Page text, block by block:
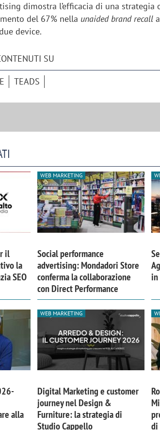
dimostra l’efficacia di una strategia
del 67% nella unaided brand recall
device.
SU
TEADS
il
la
SEO
WEB MARKETING
Social performance
advertising: Mondadori Store
conferma la collaborazione
con Direct Performance
in
alla
WEB MARKETING
Digital Marketing e customer
journey nel Design &
Furniture: la strategia di
Studio Cappello
di
Viora di Deloitte Digital:
resta centrale, l’AI deve
il talento»
Ricerche
tradurli